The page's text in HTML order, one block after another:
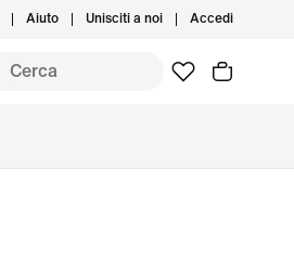
Aiuto Unisciti a noi Accedi